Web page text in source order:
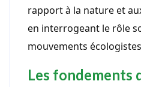
rapport à la nature et
en interrogeant le rôle
mouvements
Les fondements